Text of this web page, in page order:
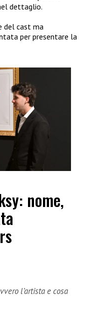
dettaglio.
del cast ma
per presentare la
nome,
l’artista e cosa